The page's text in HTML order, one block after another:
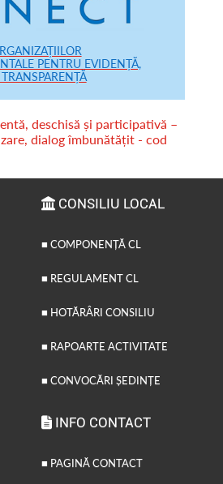
PENTRU EVIDENȚĂ,
deschisă și participativă –
dialog îmbunătățit - cod
CONSILIU LOCAL
■ COMPONENȚĂ CL
■ REGULAMENT CL
■ HOTĂRÂRI CONSILIU
■ RAPOARTE ACTIVITATE
■ CONVOCĂRI ȘEDINȚE
INFO CONTACT
■ PAGINĂ CONTACT